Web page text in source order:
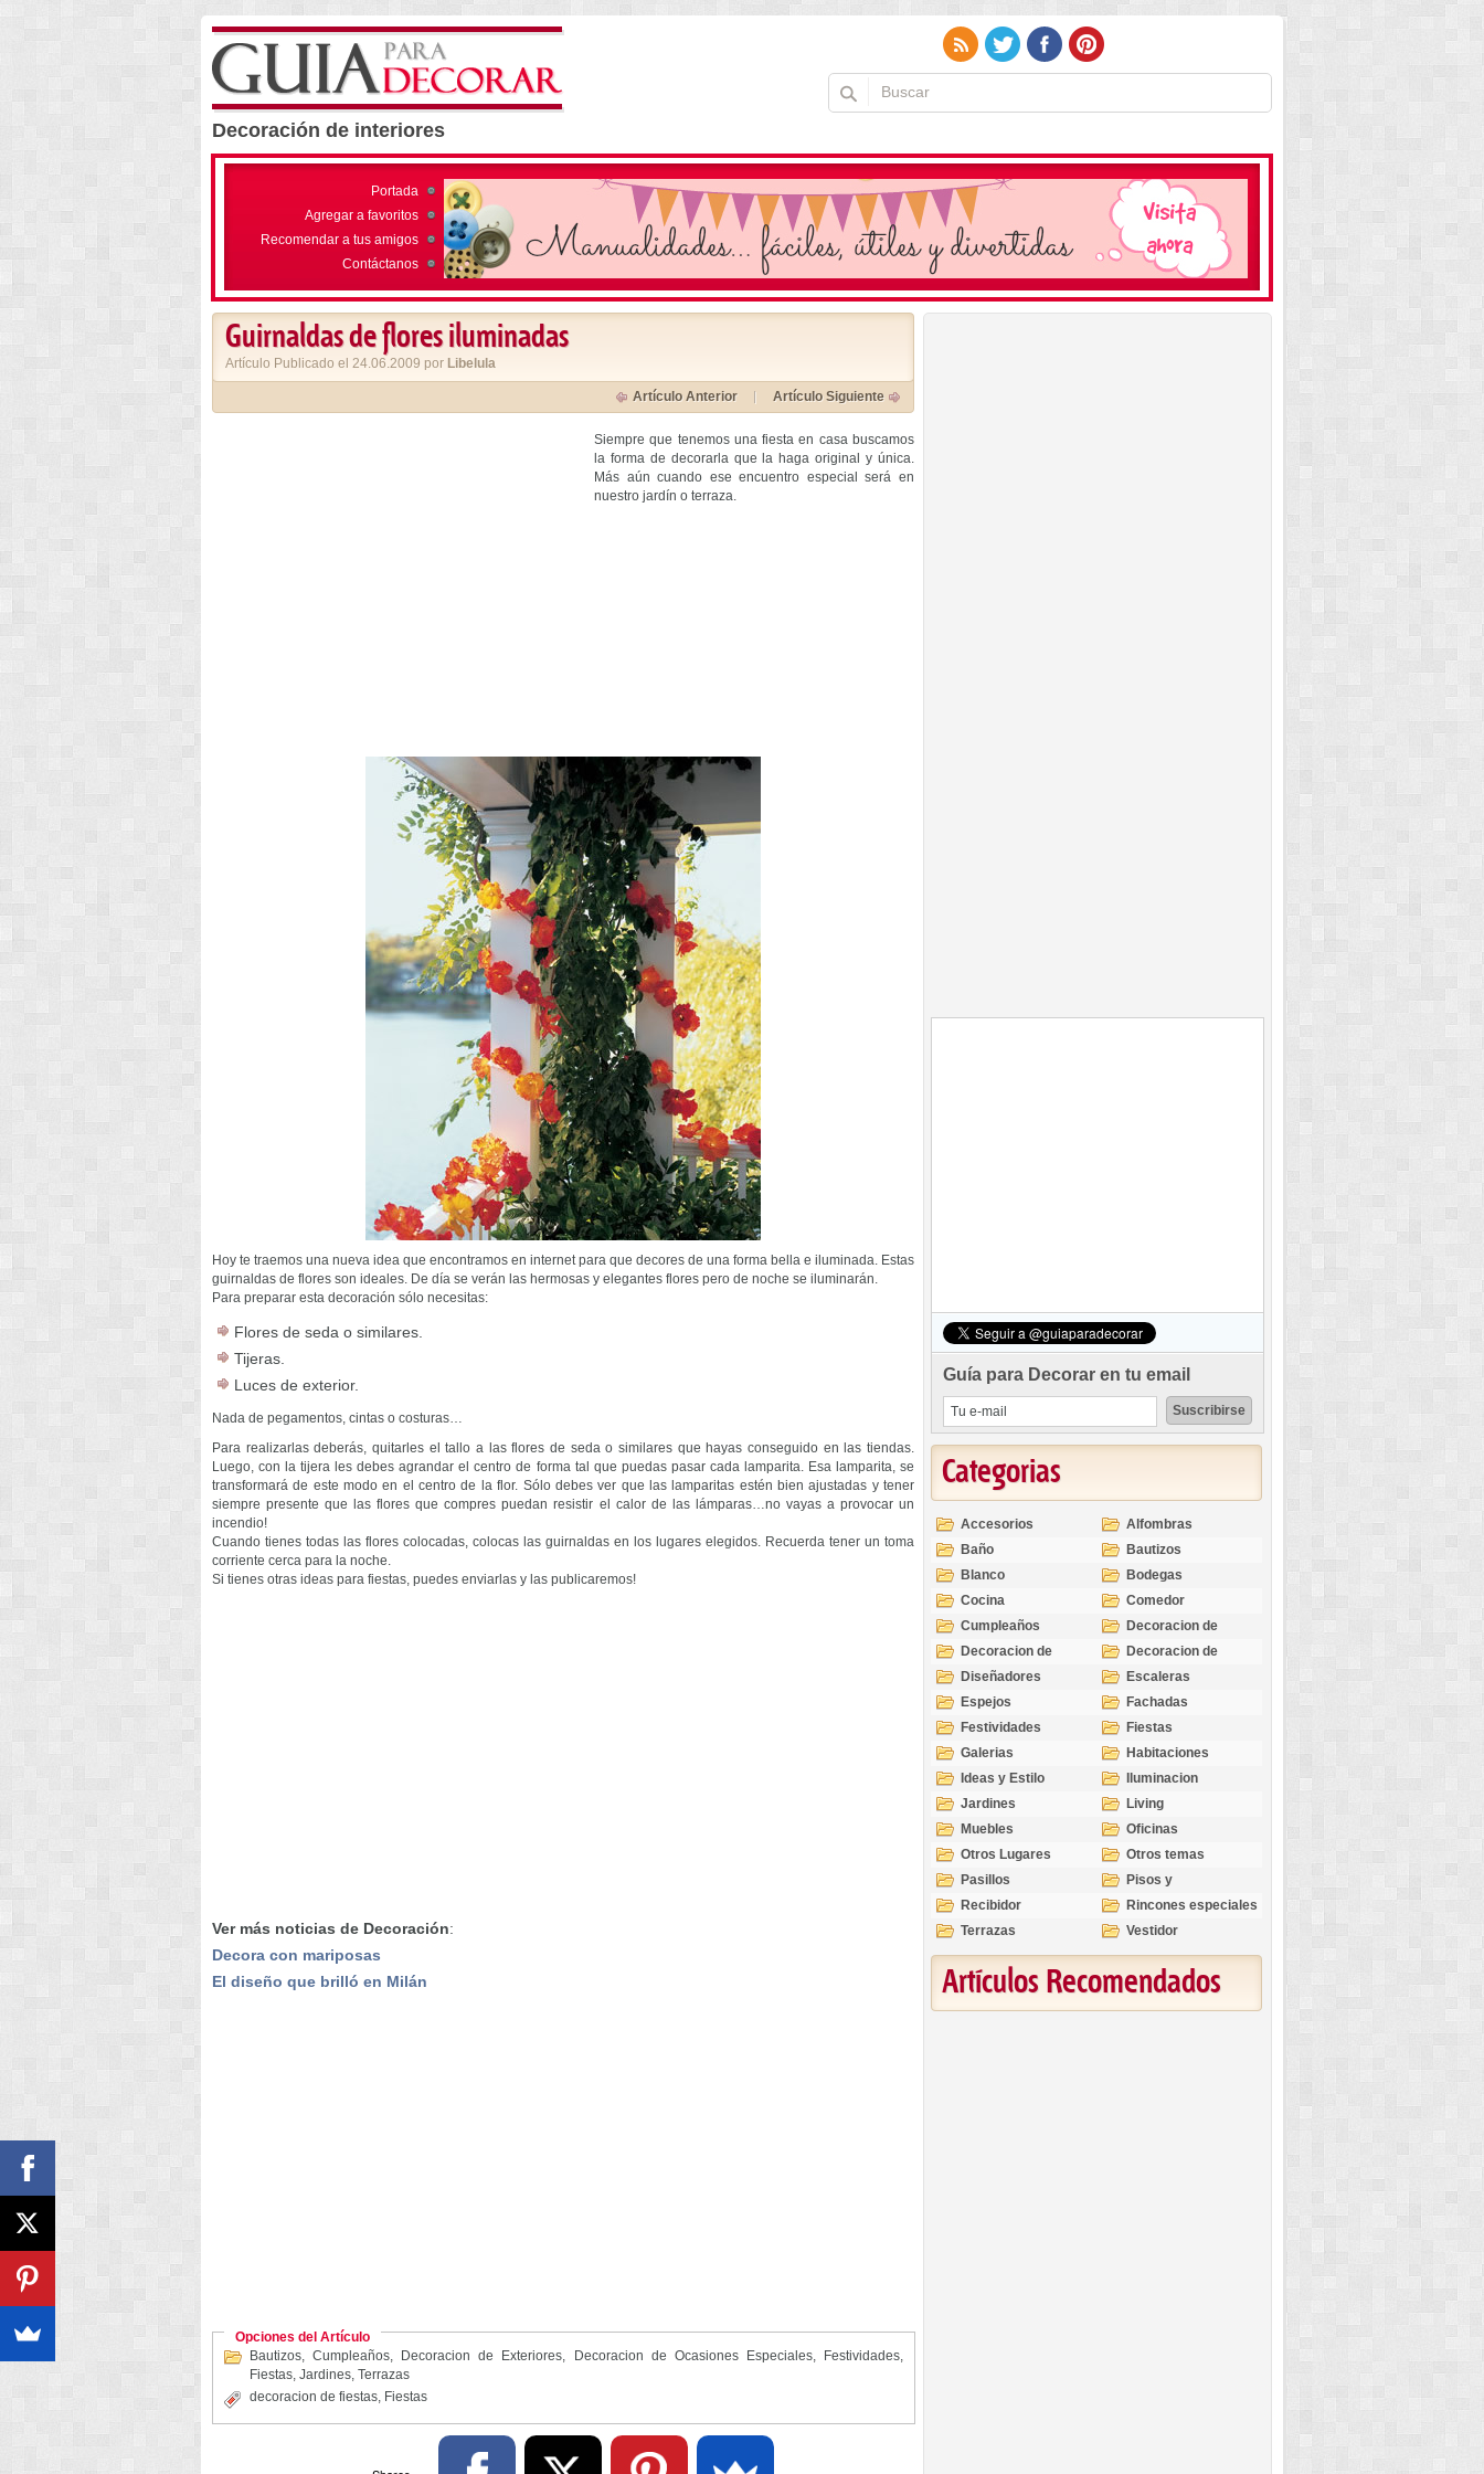
Decoración de interiores
Portada
Agregar a favoritos
Recomendar a tus amigos
Contáctanos
Guirnaldas de flores iluminadas
Artículo Publicado el 24.06.2009 por Libelula
Artículo Anterior Artículo Siguiente
Siempre que tenemos una fiesta en casa buscamos
la forma de decorarla que la haga original y única.
Más aún cuando ese encuentro especial será en
nuestro jardín o terraza.
Hoy te traemos una nueva idea que encontramos en internet para que decores de una forma bella e iluminada. Estas
guirnaldas de flores son ideales. De día se verán las hermosas y elegantes flores pero de noche se iluminarán.
Para preparar esta decoración sólo necesitas:
Flores de seda o similares.
Tijeras.
Luces de exterior.
Nada de pegamentos, cintas o costuras…
Para realizarlas deberás, quitarles el tallo a las flores de seda o similares que hayas conseguido en las tiendas.
Luego, con la tijera les debes agrandar el centro de forma tal que puedas pasar cada lamparita. Esa lamparita, se
transformará de este modo en el centro de la flor. Sólo debes ver que las lamparitas estén bien ajustadas y tener
siempre presente que las flores que compres puedan resistir el calor de las lámparas…no vayas a provocar un
incendio!
Cuando tienes todas las flores colocadas, colocas las guirnaldas en los lugares elegidos. Recuerda tener un toma
corriente cerca para la noche.
Si tienes otras ideas para fiestas, puedes enviarlas y las publicaremos!
Ver más noticias de Decoración:
Decora con mariposas
El diseño que brilló en Milán
Opciones del Artículo
Bautizos,Cumpleaños, Decoracion de Exteriores, Decoracion de Ocasiones Especiales, Festividades,
Fiestas, Jardines, Terrazas
decoracion de fiestas, Fiestas
Guía para Decorar en tu email
Categorias
Accesorios
Alfombras
Baño
Bautizos
Blanco
Bodegas
Cocina
Comedor
Cumpleaños
Decoracion de
Exteriores
Decoracion de
Interiores
Decoracion de
Ocasiones
Diseñadores
Escaleras
Espejos
Fachadas
Festividades
Fiestas
Galerias
Habitaciones
Ideas y Estilo
Iluminacion
Jardines
Living
Muebles
Oficinas
Otros Lugares
Otros temas
Pasillos
Pisos y
revestimientos
Recibidor
Rincones especiales
Terrazas
Vestidor
Artículos Recomendados